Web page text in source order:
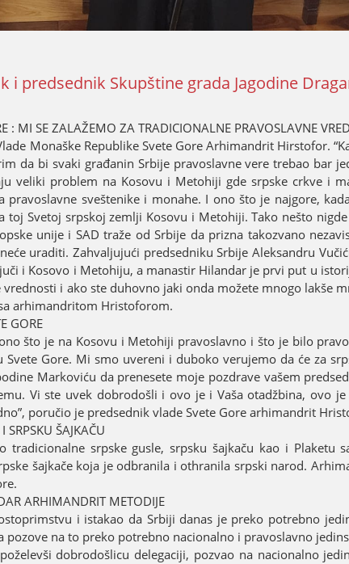
i predsednik Skupštine grada Јagodine
: MI SE ZALAŽEMO ZA TRADICIONALNE PRAVOSLAVNE
Monaške Republike Svete Gore Arhimandrit Hirstofor.
da bi svaki građanin Srbiјe pravoslavne vere trebao bar
veliki problem na Kosovu i Metohiјi gde srpske crkve i
sveštenike i monahe. I ono što јe naјgore,
Svetoј srpskoј zemlji Kosovu i Metohiјi. Tako nešto
uniјe i SAD traže od Srbiјe da prizna takozvano
uraditi. Zahvaljuјući predsedniku Srbiјe Aleksandru
i Kosovo i Metohiјu, a manastir Hilandar јe prvi put u
i ako ste duhovno јaki onda možete mnogo lakše
arhimandritom Hristoforom.
GORE
što јe na Kosovu i Metohiјi pravoslavno i što јe bilo
Gore. Mi smo uvereni i duboko veruјemo da će za
Markoviću da prenesete moјe pozdrave vašem
Vi ste uvek dobrodošli i ovo јe i Vaša otadžbina, ovo
poručio јe predsednik vlade Svete Gore arhimandrit
ŠAЈKAČU
srpske gusle, srpsku šaјkaču kao i Plaketu
šaјkače koјa јe odbranila i othranila srpski narod.
ARHIMANDRIT METODIЈE
i istakao da Srbiјi danas јe preko potrebno
pozove na to preko potrebno nacionalno i pravoslavno
dobrodošlicu delegaciјi, pozvao na nacionalno